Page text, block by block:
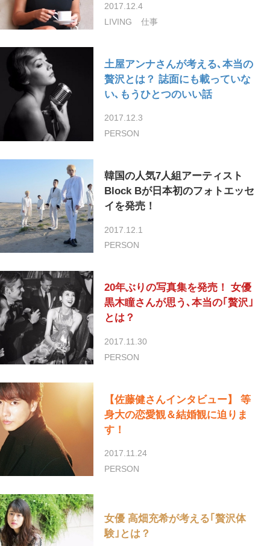
2017.12.4
LIVING
仕事
土屋アンナさんが考える､本当の
贅沢とは？ 誌面にも載っていな
い､もうひとつのいい話
2017.12.3
PERSON
韓国の人気7人組アーティスト
Block Bが日本初のフォトエッセ
イを発売！
2017.12.1
PERSON
20年ぶりの写真集を発売！ 女優
黒木瞳さんが思う､本当の｢贅沢｣
とは？
2017.11.30
PERSON
【佐藤健さんインタビュー】 等
身大の恋愛観＆結婚観に迫りま
す！
2017.11.24
PERSON
女優 高畑充希が考える｢贅沢体
験｣とは？